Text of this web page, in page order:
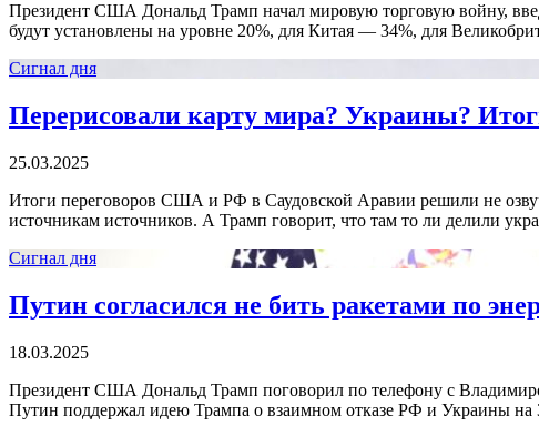
Президент США Дональд Трамп начал мировую торговую войну,
будут установлены на уровне 20%, для Китая — 34%, для
Сигнал дня
Перерисовали карту мира? Украины?
25.03.2025
Итоги переговоров США и РФ в Саудовской Аравии решили не
источникам источников. А Трамп говорит, что там то ли делили
Сигнал дня
Путин согласился не бить ракетами по
18.03.2025
Президент США Дональд Трамп поговорил по телефону с
Путин поддержал идею Трампа о взаимном отказе РФ и Украины на